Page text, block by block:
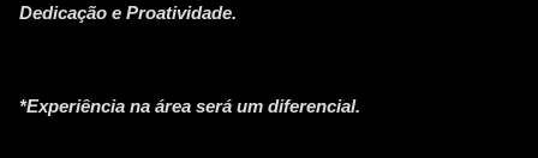
Dedicação e Proatividade.
*Experiência na área será um diferencial.